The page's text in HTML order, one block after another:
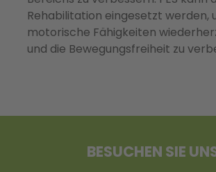
Rehabilitation eingesetzt werden,
motorische Fähigkeiten
und die Bewegungsfreiheit zu
BESUCHEN SIE